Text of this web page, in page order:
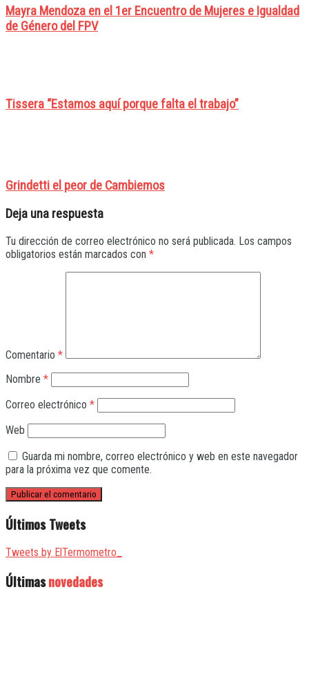
Mayra Mendoza en el 1er Encuentro de Mujeres e Igualdad
de Género del FPV
Tissera “Estamos aquí porque falta el trabajo”
Grindetti el peor de Cambiemos
Deja una respuesta
Tu dirección de correo electrónico no será publicada. Los campos
obligatorios están marcados con *
Comentario *
Nombre *
Correo electrónico *
Web
Guarda mi nombre, correo electrónico y web en este navegador
para la próxima vez que comente.
Últimos Tweets
Tweets by ElTermometro_
Últimasnovedades